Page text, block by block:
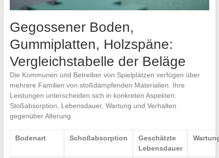
Gegossener Boden,
Gummiplatten, Holzspäne:
Vergleichstabelle der Beläge
Die Kommunen und Betreiber von Spielplätzen verfügen über
mehrere Familien von stoßdämpfenden Materialien. Ihre
Leistungen unterscheiden sich in konkreten Aspekten:
Stoßabsorption, Lebensdauer, Wartung und Verhalten
gegenüber Alterung.
Bodenart Schoßabsorption
Geschätzte
Lebensdauer